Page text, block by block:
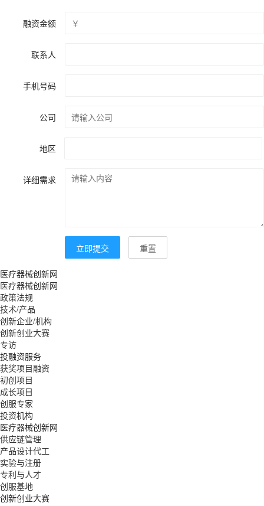
融资金额
联系人
手机号码
公司
地区
详细需求
立即提交 重置
医疗器械创新网
医疗器械创新网
政策法规
技术/产品
创新企业/机构
创新创业大赛
专访
投融资服务
获奖项目融资
初创项目
成长项目
创服专家
投资机构
医疗器械创新网
供应链管理
产品设计代工
实验与注册
专利与人才
创服基地
创新创业大赛